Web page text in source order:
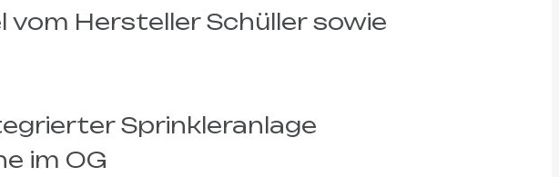
vom Hersteller Schüller sowie
Sprinkleranlage
im OG